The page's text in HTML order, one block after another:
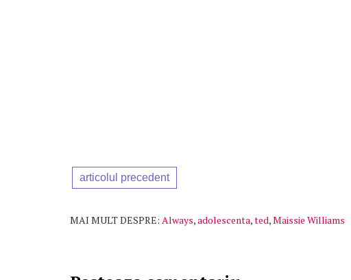
articolul precedent
MAI MULT DESPRE: Always,adolescenta,ted,Maissie Williams